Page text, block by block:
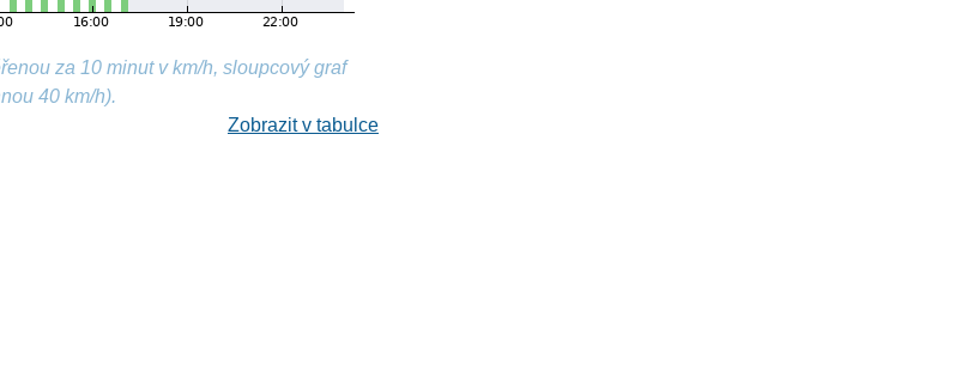
za 10 minut v km/h, sloupcový graf
40 km/h).
Zobrazit v tabulce